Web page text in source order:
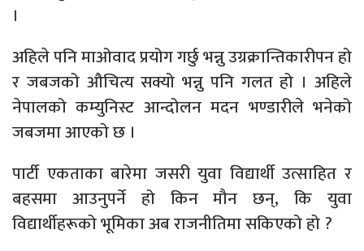
।
अहिले पनि माओवाद प्रयोग गर्छु भन्नु उग्रक्रान्तिकारीपन हो
र जबजको औचित्य सक्यो भन्नु पनि गलत हो । अहिले
नेपालको कम्युनिस्ट आन्दोलन मदन भण्डारीले भनेको
जबजमा आएको छ ।
पार्टी एकताका बारेमा जसरी युवा विद्यार्थी उत्साहित र
बहसमा आउनुपर्ने हो किन मौन छन्, कि युवा
विद्यार्थीहरूको भूमिका अब राजनीतिमा सकिएको हो ?